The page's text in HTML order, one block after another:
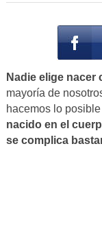
Nadie elige nacer
mayoría de
hacemos lo
nacido en el
se complica